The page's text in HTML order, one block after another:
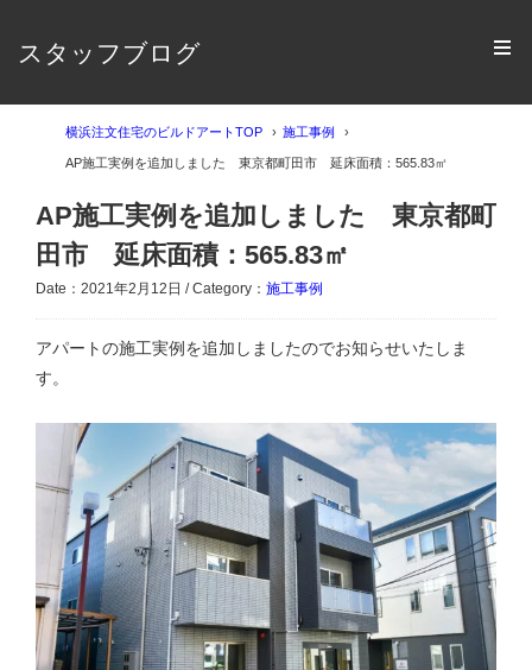
スタッフブログ
横浜注文住宅のビルドアートTOP 施工事例
AP施工実例を追加しました 東京都町田市 延床面積：565.83㎡
AP施工実例を追加しました 東京都町
田市 延床面積：565.83㎡
Date：2021年2月12日 / Category： 施工事例
アパートの施工実例を追加しましたのでお知らせいたしま
す。